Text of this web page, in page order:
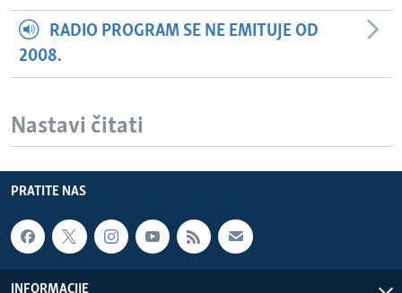
RADIO PROGRAM SE NE EMITUJE OD
2008.
Nastavi čitati
PRATITE NAS
INFORMACIJE